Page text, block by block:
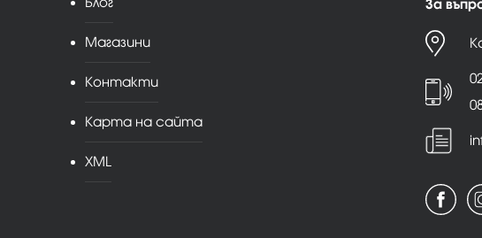
Магазини
Контакти
Карта на сайта
XML
За